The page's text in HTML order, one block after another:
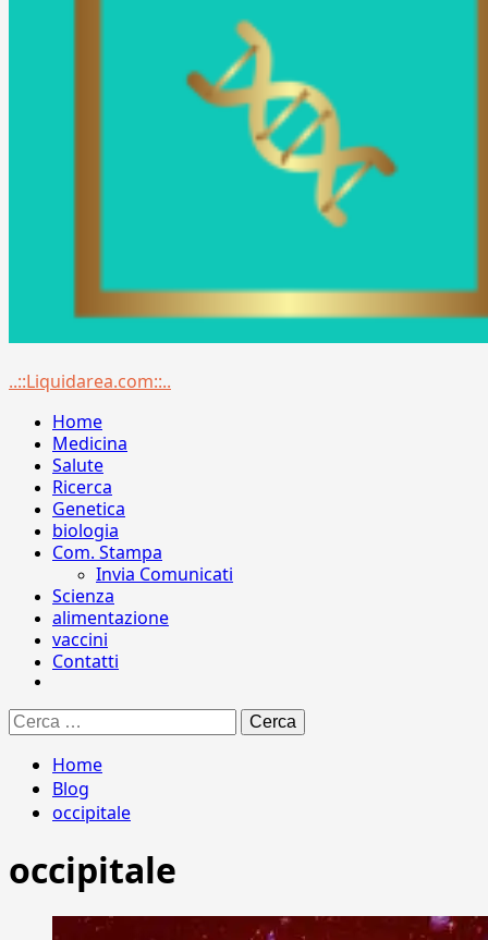
Menu
..::Liquidarea.com::..
Home
Medicina
Salute
Ricerca
Genetica
biologia
Com. Stampa
Invia Comunicati
Scienza
alimentazione
vaccini
Contatti
Ricerca
per:
Home
Blog
occipitale
occipitale